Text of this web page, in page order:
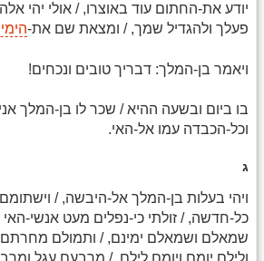
יודע את-החתום עוד באוצרו, / אולי יהי
פעלך ולהגדיל שמך, / ומצאת שם את-
ויאמר בן-המלך: דבריך טובים ונכחים!
בו ביום ובשעה ההיא / שכר לו בן-המלך
וכל-הכבדה עמו אל-האי.
ג
ויהי בעלות בן-המלך אל-היבשה, /
כל-חדשה, / זולתי כי-נפלים מעט אנשי-האי
שמאלם ושמאלם ימינם, / ותמולם